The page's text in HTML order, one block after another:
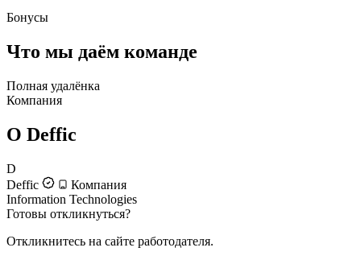
Бонусы
Что мы даём команде
Полная удалёнка
Компания
О Deffic
D
Deffic
Компания
Information Technologies
Готовы откликнуться?
Откликнитесь на сайте работодателя.